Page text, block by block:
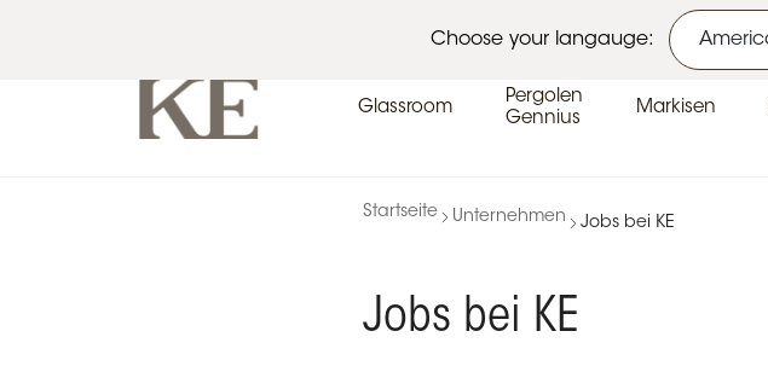
Choose your langauge:
Glassroom
Pergolen
Gennius
Markisen
Startseite Unternehmen Jobs bei KE
Jobs bei KE